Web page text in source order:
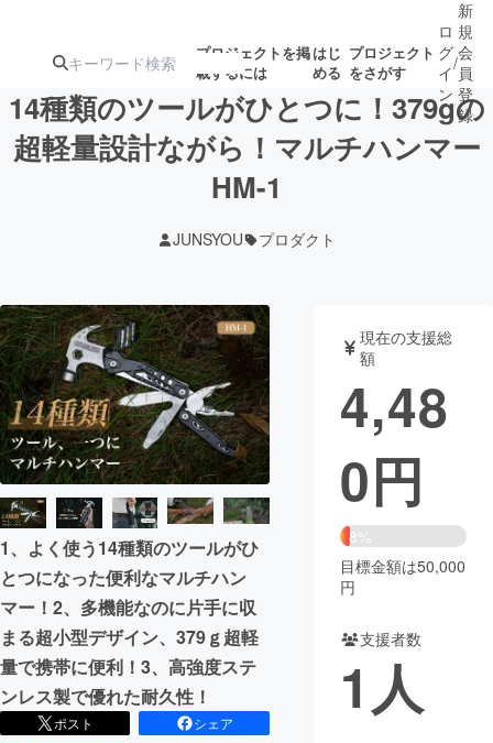
プロジェクトを掲
載するには
はじ
める
プロジェクト
をさがす
注目の新着プロ募集終了が近いプ
テクノロジー・ガジェット
映像・映画 書籍・雑誌
ビジネス・起業 チャレンジ
まちづくり・地域活性化
CAMPFIRE for Social Good
CAMPFIRE Creation
CAMPFIREふるさと納税machi-ya コミュニティ
ロ
グ
イ
ン
/
新
規
会
員
登
録
14種類のツールがひとつに！379gの
超軽量設計ながら！マルチハンマー
HM-1
JUNSYOU プロダクト
1、よく使う14種類のツールがひ
とつになった便利なマルチハン
マー！2、多機能なのに片手に収
まる超小型デザイン、379ｇ超軽
量で携帯に便利！3、高強度ステ
ンレス製で優れた耐久性！
ポスト
シェア
現在の支援総
額
4,48
0円
8%
目標金額は50,000
円
支援者数
1人